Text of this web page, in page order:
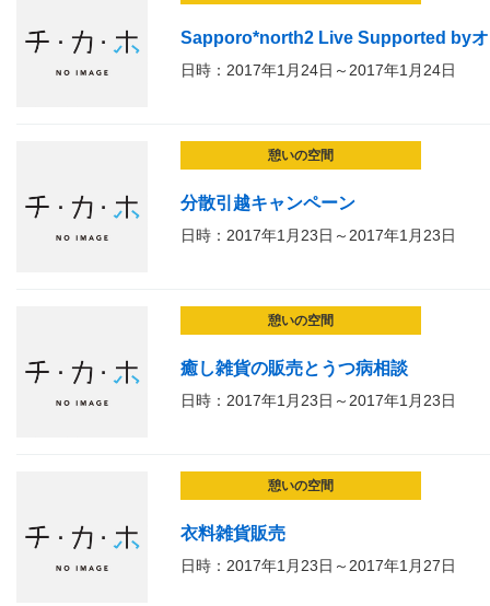
Sapporo*north2 Live Supported byオ
日時：2017年1月24日～2017年1月24日
憩いの空間
分散引越キャンペーン
日時：2017年1月23日～2017年1月23日
憩いの空間
癒し雑貨の販売とうつ病相談
日時：2017年1月23日～2017年1月23日
憩いの空間
衣料雑貨販売
日時：2017年1月23日～2017年1月27日